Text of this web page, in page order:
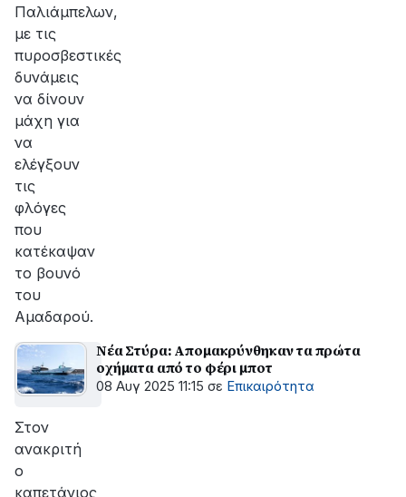
Παλιάμπελων,
με τις
πυροσβεστικές
δυνάμεις
να δίνουν
μάχη για
να
ελέγξουν
τις
φλόγες
που
κατέκαψαν
το βουνό
του
Αμαδαρού.
Νέα Στύρα: Απομακρύνθηκαν τα πρώτα
οχήματα από το φέρι μποτ
08 Αυγ 2025 11:15 σε Επικαιρότητα
Στον
ανακριτή
ο
καπετάνιος